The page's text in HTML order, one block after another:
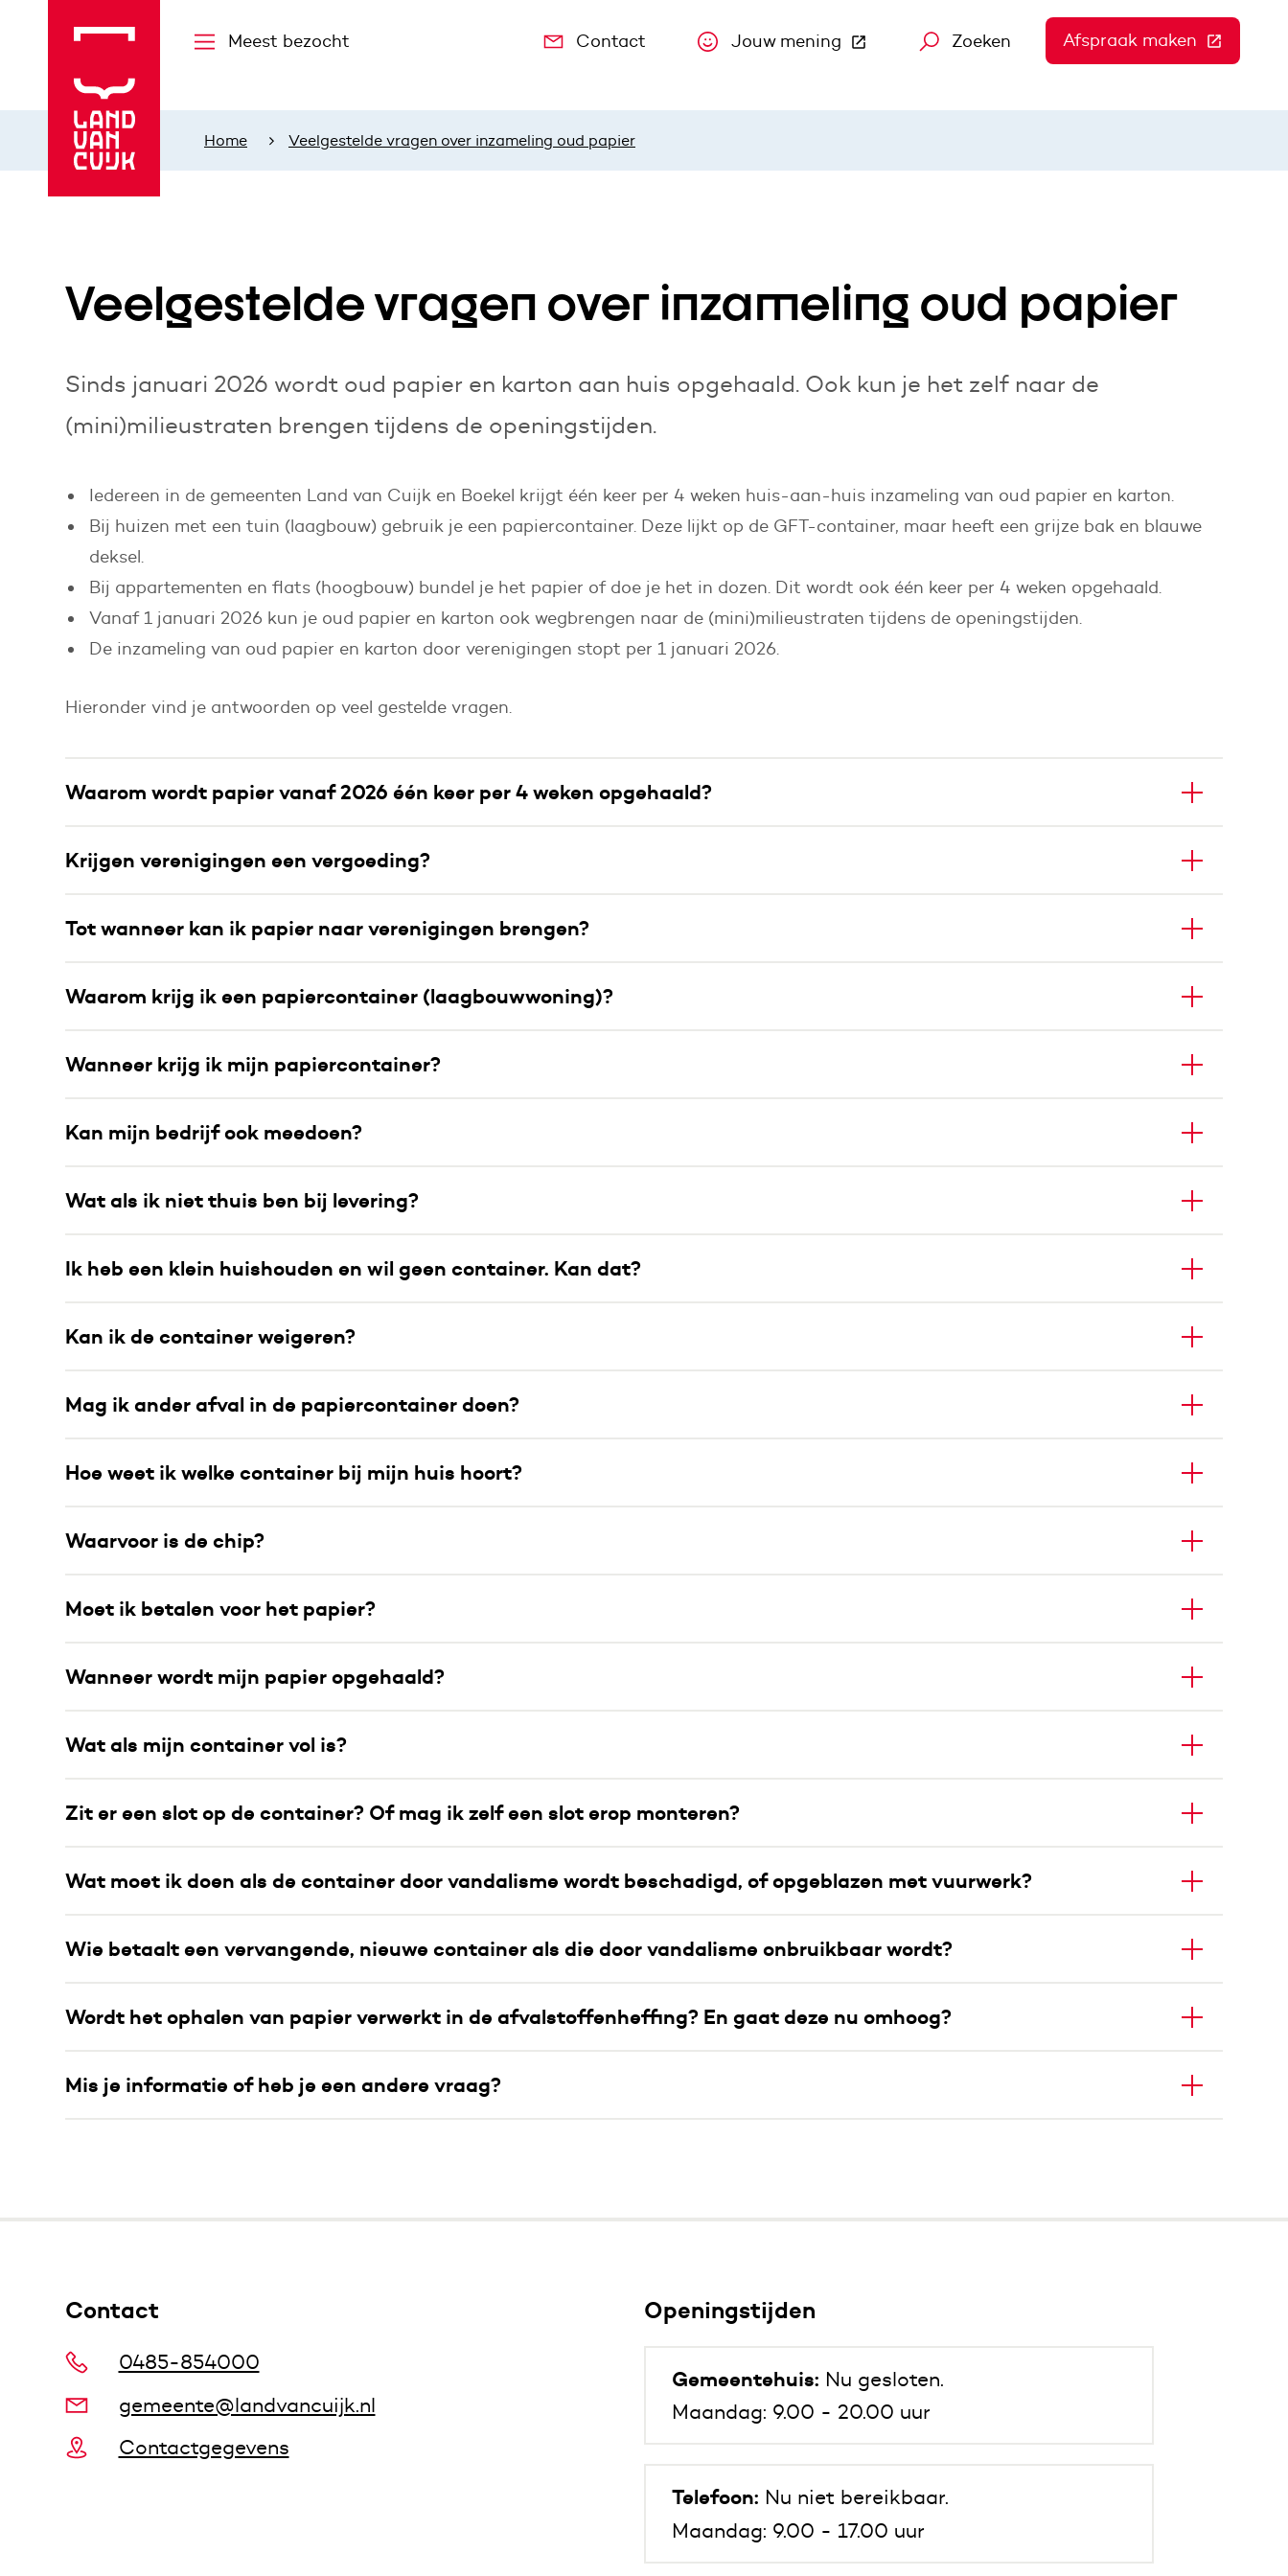
Meest bezocht Contact Jouw mening
(Deze link gaat naar een andere website)
Zoeken Afspraak maken (Deze
Home Veelgestelde vragen over inzameling oud papier
Veelgestelde vragen over inzameling oud papier
Sinds januari 2026 wordt oud papier en karton aan huis opgehaald. Ook kun je het zelf naar de
(mini)milieustraten brengen tijdens de openingstijden.
Iedereen in de gemeenten Land van Cuijk en Boekel krijgt één keer per 4 weken huis-aan-huis inzameling van oud papier en karton.
Bij huizen met een tuin (laagbouw) gebruik je een papiercontainer. Deze lijkt op de GFT-container, maar heeft een grijze bak en blauwe
deksel.
Bij appartementen en flats (hoogbouw) bundel je het papier of doe je het in dozen. Dit wordt ook één keer per 4 weken opgehaald.
Vanaf 1 januari 2026 kun je oud papier en karton ook wegbrengen naar de (mini)milieustraten tijdens de openingstijden.
De inzameling van oud papier en karton door verenigingen stopt per 1 januari 2026.
Hieronder vind je antwoorden op veel gestelde vragen.
Waarom wordt papier vanaf 2026 één keer per 4 weken opgehaald?
Krijgen verenigingen een vergoeding?
Tot wanneer kan ik papier naar verenigingen brengen?
Waarom krijg ik een papiercontainer (laagbouwwoning)?
Wanneer krijg ik mijn papiercontainer?
Kan mijn bedrijf ook meedoen?
Wat als ik niet thuis ben bij levering?
Ik heb een klein huishouden en wil geen container. Kan dat?
Kan ik de container weigeren?
Mag ik ander afval in de papiercontainer doen?
Hoe weet ik welke container bij mijn huis hoort?
Waarvoor is de chip?
Moet ik betalen voor het papier?
Wanneer wordt mijn papier opgehaald?
Wat als mijn container vol is?
Zit er een slot op de container? Of mag ik zelf een slot erop monteren?
Wat moet ik doen als de container door vandalisme wordt beschadigd, of opgeblazen met vuurwerk?
Wie betaalt een vervangende, nieuwe container als die door vandalisme onbruikbaar wordt?
Wordt het ophalen van papier verwerkt in de afvalstoffenheffing? En gaat deze nu omhoog?
Mis je informatie of heb je een andere vraag?
Contact
0485-854000
gemeente@landvancuijk.nl
Contactgegevens
Openingstijden
Gemeentehuis: Nu gesloten.
Maandag: 9.00 - 20.00 uur
Telefoon: Nu niet bereikbaar.
Maandag: 9.00 - 17.00 uur